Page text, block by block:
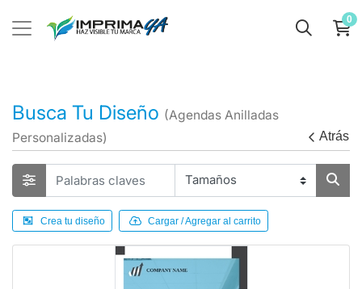
0
Busca Tu Diseño (Agendas Anilladas
Personalizadas)
Atrás
Crea tu diseño Cargar / Agregar al carrito